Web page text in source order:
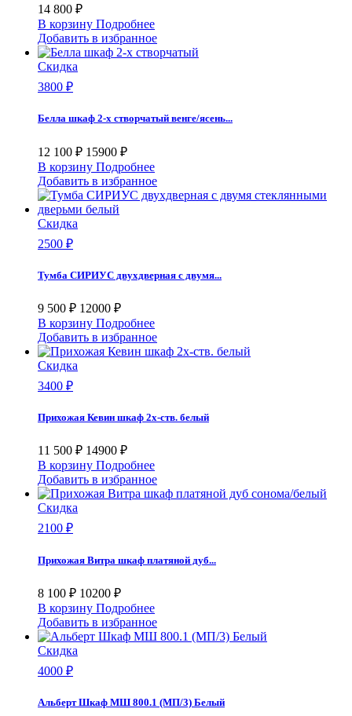
14 800 ₽
В корзину Подробнее
Добавить в избранное
Скидка
3800 ₽
Белла шкаф 2-х створчатый венге/ясень...
12 100 ₽ 15900 ₽
В корзину Подробнее
Добавить в избранное
Скидка
2500 ₽
Тумба СИРИУС двухдверная с двумя...
9 500 ₽ 12000 ₽
В корзину Подробнее
Добавить в избранное
Скидка
3400 ₽
Прихожая Кевин шкаф 2х-ств. белый
11 500 ₽ 14900 ₽
В корзину Подробнее
Добавить в избранное
Скидка
2100 ₽
Прихожая Витра шкаф платяной дуб...
8 100 ₽ 10200 ₽
В корзину Подробнее
Добавить в избранное
Скидка
4000 ₽
Альберт Шкаф МШ 800.1 (МП/3) Белый